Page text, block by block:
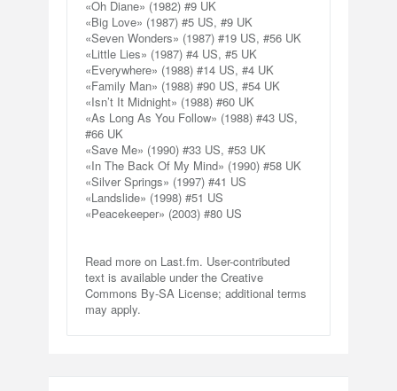
«Oh Diane» (1982) #9 UK
«Big Love» (1987) #5 US, #9 UK
«Seven Wonders» (1987) #19 US, #56 UK
«Little Lies» (1987) #4 US, #5 UK
«Everywhere» (1988) #14 US, #4 UK
«Family Man» (1988) #90 US, #54 UK
«Isn’t It Midnight» (1988) #60 UK
«As Long As You Follow» (1988) #43 US,
#66 UK
«Save Me» (1990) #33 US, #53 UK
«In The Back Of My Mind» (1990) #58 UK
«Silver Springs» (1997) #41 US
«Landslide» (1998) #51 US
«Peacekeeper» (2003) #80 US
Read more on Last.fm. User-contributed
text is available under the Creative
Commons By-SA License; additional terms
may apply.